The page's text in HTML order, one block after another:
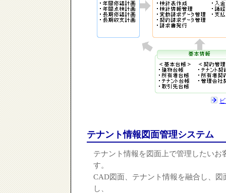
テナント情報図面管理システム
テナント情報を図面上で管理したいお
す。
CAD図面、テナント情報を融合し、
し、